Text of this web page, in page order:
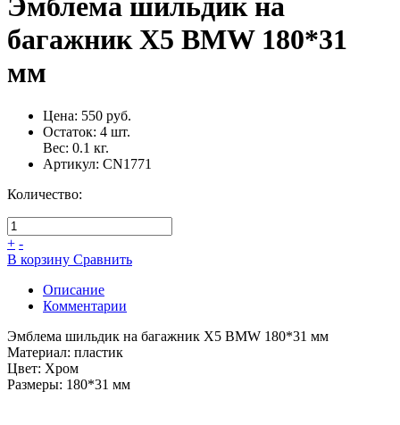
багажник X5 BMW 180*31
мм
Цена: 550 руб.
Остаток: 4 шт.
Вес: 0.1 кг.
Артикул: CN1771
Количество:
+ -
В корзину Сравнить
Описание
Комментарии
Эмблема шильдик на багажник X5 BMW 180*31 мм
Материал: пластик
Цвет: Хром
Размеры: 180*31 мм